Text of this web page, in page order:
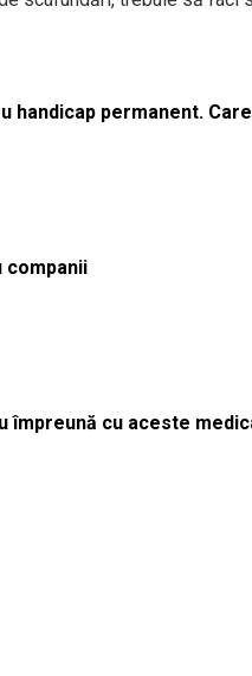
handicap permanent.
companii
împreună cu aceste